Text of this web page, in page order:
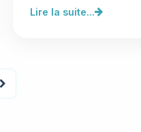
Lire la suite...